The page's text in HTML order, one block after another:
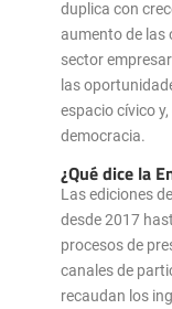
duplica con
aumento de las
sector
las
espacio cívico
democracia.
¿Qué dice la
Las ediciones
desde 2017
procesos de
canales de
recaudan los